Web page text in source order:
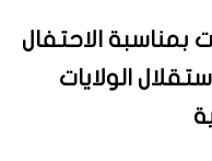
بمناسبة الاحتفال
الـ250 لاستقلال الولايات